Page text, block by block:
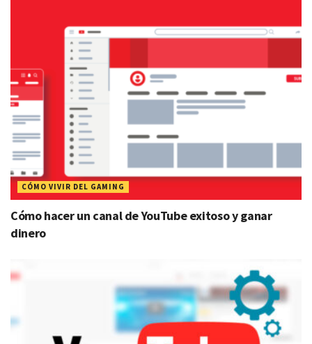
CÓMO VIVIR DEL GAMING
Cómo hacer un canal de YouTube exitoso y ganar
dinero